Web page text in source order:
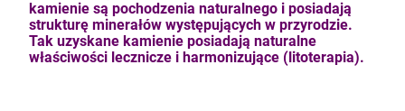
kamienie są pochodzenia naturalnego i posiadają
strukturę minerałów występujących w przyrodzie.
Tak uzyskane kamienie posiadają naturalne
właściwości lecznicze i harmonizujące (litoterapia).